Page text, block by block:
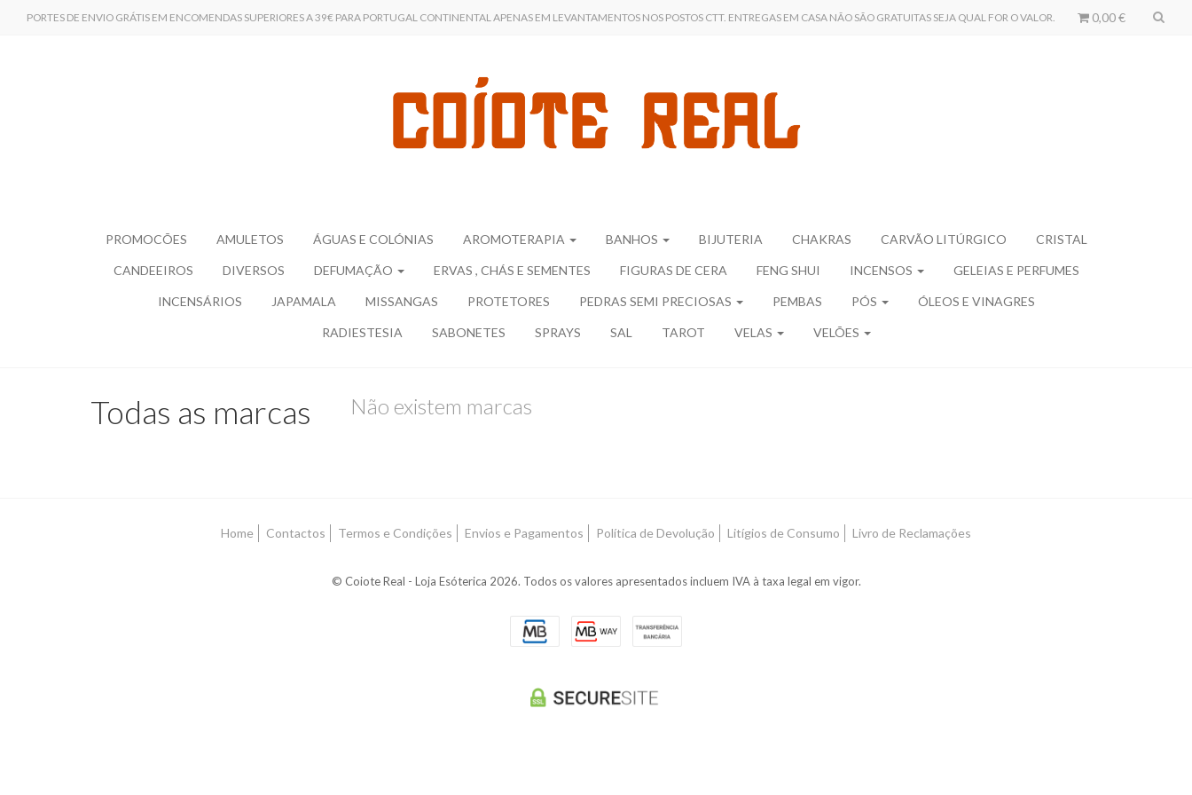
PORTES DE ENVIO GRÁTIS EM ENCOMENDAS SUPERIORES A 39€ PARA PORTUGAL CONTINENTAL APENAS EM LEVANTAMENTOS NOS POSTOS CTT. ENTREGAS EM CASA NÃO SÃO GRATUITAS SEJA QUAL FOR O VALOR. 0,00 €
PROMOCÕES AMULETOS ÁGUAS E COLÓNIAS AROMOTERAPIA BANHOS BIJUTERIA CHAKRAS CARVÃO LITÚRGICO CRISTAL
CANDEEIROS DIVERSOS DEFUMAÇÃO ERVAS , CHÁS E SEMENTES FIGURAS DE CERA FENG SHUI INCENSOS GELEIAS E PERFUMES
INCENSÁRIOS JAPAMALA MISSANGAS PROTETORES PEDRAS SEMI PRECIOSAS PEMBAS PÓS ÓLEOS E VINAGRES
RADIESTESIA SABONETES SPRAYS SAL TAROT VELAS VELÕES
Todas as marcas Não existem marcas
Home Contactos Termos e Condições Envios e Pagamentos Política de Devolução Litígios de Consumo Livro de Reclamações
© Coiote Real - Loja Esóterica 2026. Todos os valores apresentados incluem IVA à taxa legal em vigor.